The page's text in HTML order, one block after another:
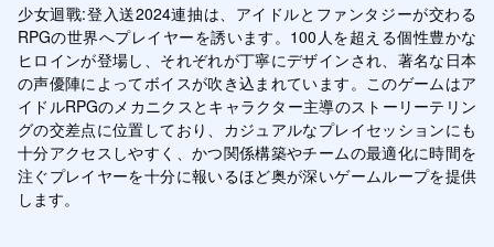
少女迴戰:登入送2024連抽は、アイドルとファンタジーが交わる
RPGの世界へプレイヤーを誘います。100人を超える個性豊かな
ヒロインが登場し、それぞれが丁寧にデザインされ、著名な日本
の声優陣によってボイスが吹き込まれています。このゲームはア
イドルRPGのメカニクスとキャラクター主導のストーリーテリン
グの交差点に位置しており、カジュアルなプレイセッションにも
十分アクセスしやすく、かつ関係構築やチームの最適化に時間を
注ぐプレイヤーを十分に報いるほど奥が深いゲームループを提供
します。